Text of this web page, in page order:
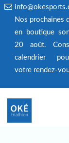
Nos prochaines
en boutique
20 août.
calendrier
votre